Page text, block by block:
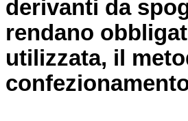
derivanti da
rendano
utilizzata, il